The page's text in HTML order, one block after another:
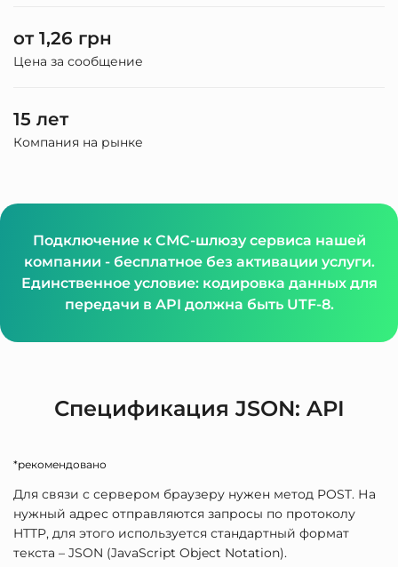
от 1,26 грн
Цена за сообщение
15 лет
Компания на рынке
Подключение к СМС-шлюзу сервиса нашей
компании - бесплатное без активации услуги.
Единственное условие: кодировка данных для
передачи в API должна быть UTF-8.
Спецификация JSON: API
*рекомендовано
Для связи с сервером браузеру нужен метод POST. На
нужный адрес отправляются запросы по протоколу
HTTP, для этого используется стандартный формат
текста – JSON (JavaScript Object Notation).